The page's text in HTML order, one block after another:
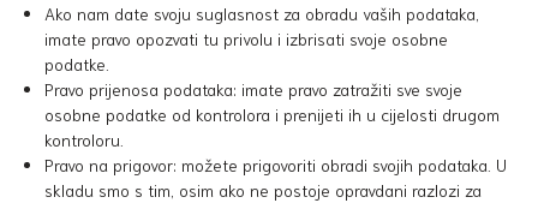
Ako nam date svoju suglasnost za obradu vaših podataka,
imate pravo opozvati tu privolu i izbrisati svoje osobne
podatke.
Pravo prijenosa podataka: imate pravo zatražiti sve svoje
osobne podatke od kontrolora i prenijeti ih u cijelosti drugom
kontroloru.
Pravo na prigovor: možete prigovoriti obradi svojih podataka. U
skladu smo s tim, osim ako ne postoje opravdani razlozi za